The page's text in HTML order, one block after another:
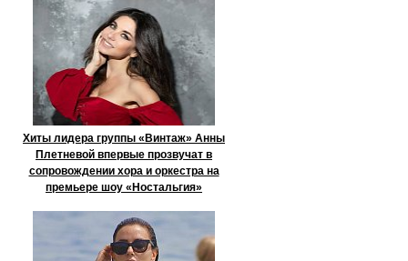
Хиты лидера группы «Винтаж» Анны
Плетневой впервые прозвучат в
сопровождении хора и оркестра на
премьере шоу «Ностальгия»